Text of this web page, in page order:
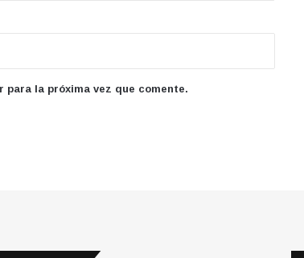
la próxima vez que comente.